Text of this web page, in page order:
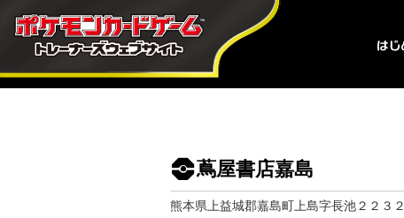
蔦屋書店嘉島
熊本県上益城郡嘉島町上島字長池２２３２